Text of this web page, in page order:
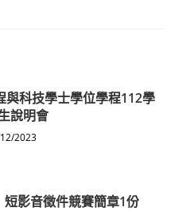
與科技學士學位學程112學
說明會
2023
影音徵件競賽簡章1份